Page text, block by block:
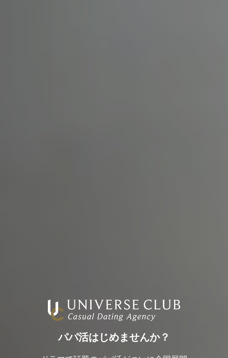
パパ活はじめませんか？